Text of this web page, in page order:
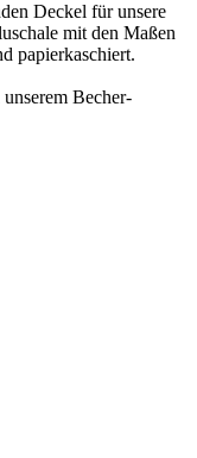
Deckel für unsere
mit den Maßen
papierkaschiert.
Becher-